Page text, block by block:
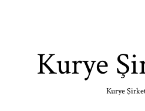
Kurye
Kurye